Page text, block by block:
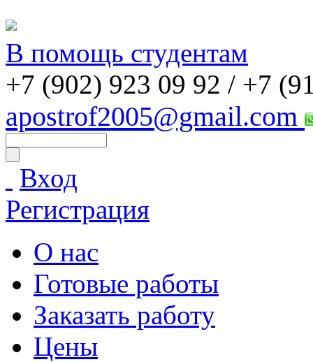
В помощь студентам
+7 (902) 923 09 92 / +7
apostrof2005@gmail.com
Вход
Регистрация
О нас
Готовые работы
Заказать работу
Цены